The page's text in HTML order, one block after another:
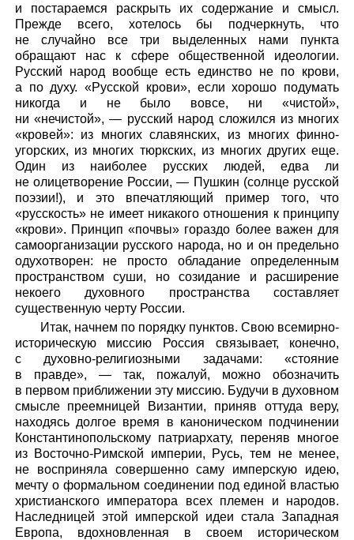
и постараемся раскрыть их содержание и смысл.
Прежде всего, хотелось бы подчеркнуть, что
не случайно все три выделенных нами пункта
обращают нас к сфере общественной идеологии.
Русский народ вообще есть единство не по крови,
а по духу. «Русской крови», если хорошо подумать
никогда и не было вовсе, ни «чистой»,
ни «нечистой», — русский народ сложился из многих
«кровей»: из многих славянских, из многих финно-
угорских, из многих тюркских, из многих других еще.
Один из наиболее русских людей, едва ли
не олицетворение России, — Пушкин (солнце русской
поэзии!), и это впечатляющий пример того, что
«русскость» не имеет никакого отношения к принципу
«крови». Принцип «почвы» гораздо более важен для
самоорганизации русского народа, но и он предельно
одухотворен: не просто обладание определенным
пространством суши, но созидание и расширение
некоего духовного пространства составляет
существенную черту России.
Итак, начнем по порядку пунктов. Свою всемирно-
историческую миссию Россия связывает, конечно,
с духовно-религиозными задачами: «стояние
в правде», — так, пожалуй, можно обозначить
в первом приближении эту миссию. Будучи в духовном
смысле преемницей Византии, приняв оттуда веру,
находясь долгое время в каноническом подчинении
Константинопольскому патриархату, переняв многое
из Восточно-Римской империи, Русь, тем не менее,
не восприняла совершенно саму имперскую идею,
мечту о формальном соединении под единой властью
христианского императора всех племен и народов.
Наследницей этой имперской идеи стала Западная
Европа, вдохновленная в своем историческом